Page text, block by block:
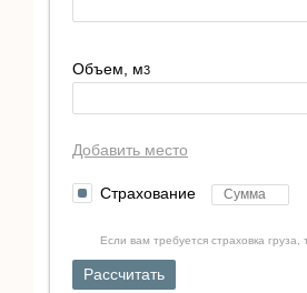
Объем, м3
Добавить место
Страхование
Если вам требуется страховка груза,
Рассчитать